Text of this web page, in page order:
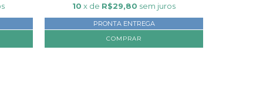
10 x de R$29,80 sem juros
PRONTA ENTREGA